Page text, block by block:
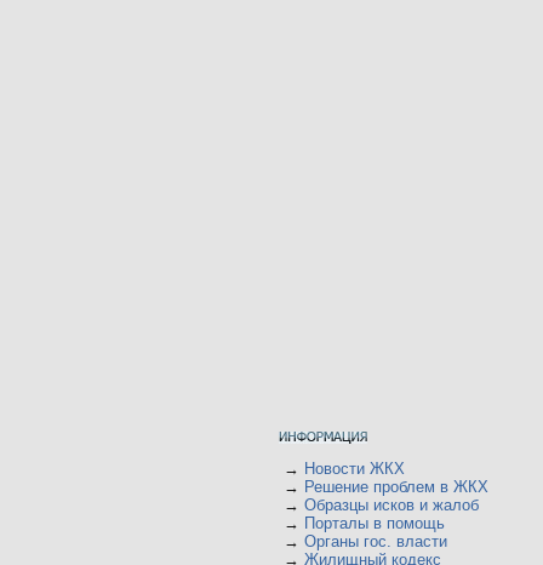
→ Новости ЖКХ
→ Решение проблем в ЖКХ
→ Образцы исков и жалоб
→ Порталы в помощь
→ Органы гос. власти
→ Жилищный кодекс